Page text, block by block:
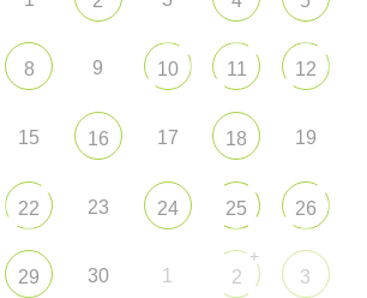
8 9 10 11 12
15 16 17 18 19
22 23 24 25 26
29 30 1 2
+
3